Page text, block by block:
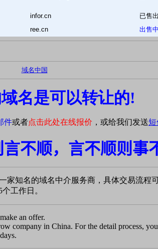
infor.cn 已售出
ree.cn 出售中
域名中国
名是可以转让的!
件或者点击此处在线报价 ，或给我们发送短
不顺，言不顺则事
家知名的域名中介服务商，具体交易流程
工作日。
an offer.
company in China. For the detail process,